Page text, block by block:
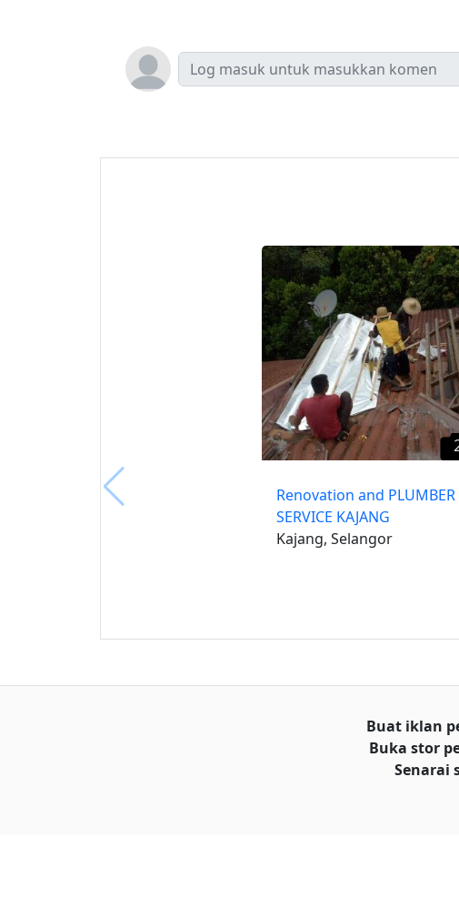
Renovation and PLUMBER
SERVICE KAJANG
Kajang, Selangor
Buat iklan
Buka stor
Senarai